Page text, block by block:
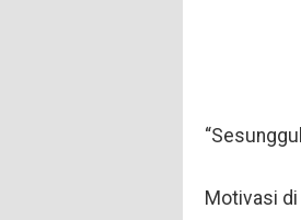
Motivasi